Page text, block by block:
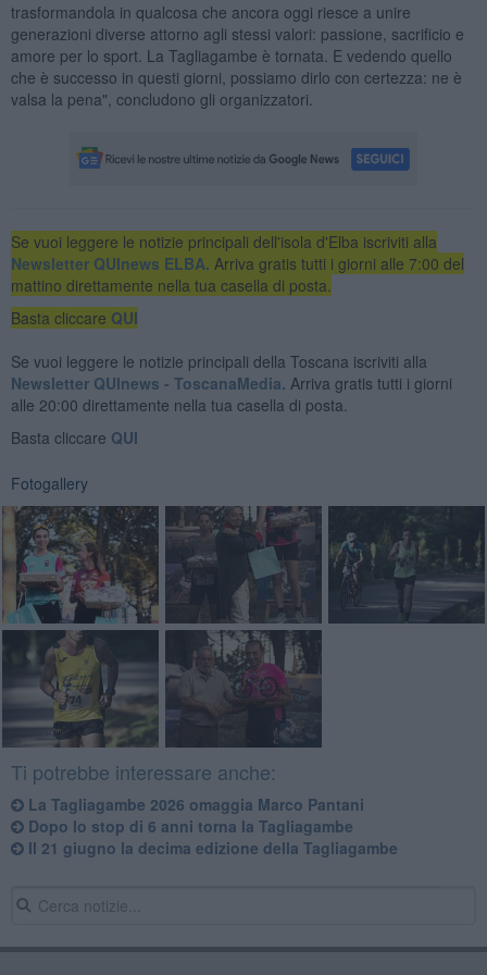
trasformandola in qualcosa che ancora oggi riesce a unire
generazioni diverse attorno agli stessi valori: passione, sacrificio e
amore per lo sport. La Tagliagambe è tornata. E vedendo quello
che è successo in questi giorni, possiamo dirlo con certezza: ne è
valsa la pena", concludono gli organizzatori.
Se vuoi leggere le notizie principali dell'isola d'Elba iscriviti alla
Newsletter QUInews ELBA. Arriva gratis tutti i giorni alle 7:00 del
mattino direttamente nella tua casella di posta.
Basta cliccare QUI
Se vuoi leggere le notizie principali della Toscana iscriviti alla
Newsletter QUInews - ToscanaMedia. Arriva gratis tutti i giorni
alle 20:00 direttamente nella tua casella di posta.
Basta cliccare QUI
Fotogallery
Ti potrebbe interessare anche:
La Tagliagambe 2026 omaggia Marco Pantani
Dopo lo stop di 6 anni torna la Tagliagambe
Il 21 giugno la decima edizione della Tagliagambe